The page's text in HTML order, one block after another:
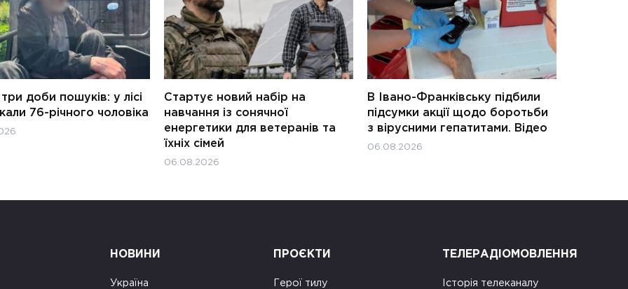
доби пошуків: у лісі
76-річного чоловіка
Стартує новий набір на
навчання із сонячної
енергетики для ветеранів та
їхніх сімей
06.08.2026
В Івано-Франківську підбили
підсумки акції щодо боротьби
з вірусними гепатитами. Відео
06.08.2026
НОВИНИ
Україна
ПРОЄКТИ
Герої тилу
ТЕЛЕРАДІОМОВЛЕННЯ
Історія телеканалу